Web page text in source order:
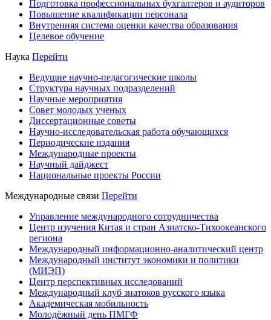
Подготовка профессиональных бухгалтеров и аудиторов
Повышение квалификации персонала
Внутренняя система оценки качества образования
Целевое обучение
Наука Перейти
Ведущие научно-педагогические школы
Структура научных подразделений
Научные мероприятия
Совет молодых ученых
Диссертационные советы
Научно-исследовательская работа обучающихся
Периодические издания
Международные проекты
Научный дайджест
Национальные проекты России
Международные связи Перейти
Управление международного сотрудничества
Центр изучения Китая и стран Азиатско-Тихоокеанского
региона
Международный информационно-аналитический центр
Международный институт экономики и политики
(МИЭП)
Центр перспективных исследований
Международный клуб знатоков русского языка
Академическая мобильность
Молодёжный день ПМГФ